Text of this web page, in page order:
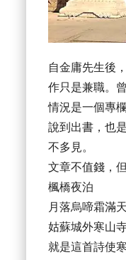
自金庸先生後
作只是兼職。
情況是一個專
說到出書，也
不多見。
文章不值錢，
楓橋夜泊
月落烏啼霜滿
姑蘇城外寒山
就是這首詩使